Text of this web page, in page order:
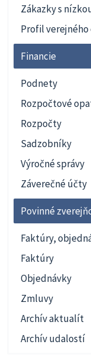
Zákazky s
Profil
Financie
Podnety
Rozpočtové
Rozpočty
Sadzobníky
Výročné správy
Záverečné účty
Povinné
Faktúry,
Faktúry
Objednávky
Zmluvy
Archív aktualít
Archív udalostí